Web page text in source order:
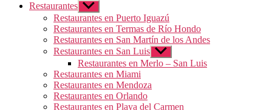
Restaurantes Mostrar
el
submenú
Restaurantes en Puerto Iguazú
Restaurantes en Termas de Río Hondo
Restaurantes en San Martín de los Andes
Restaurantes en San Luis Mostrar
el
submenú
Restaurantes en Merlo – San Luis
Restaurantes en Miami
Restaurantes en Mendoza
Restaurantes en Orlando
Restaurantes en Playa del Carmen